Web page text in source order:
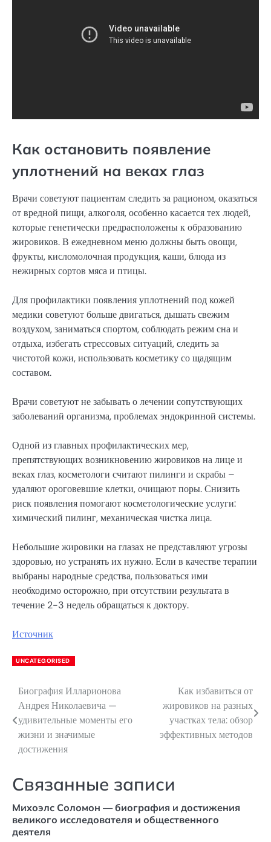
Как остановить появление
уплотнений на веках глаз
Врачи советуют пациентам следить за рационом, оказаться
от вредной пищи, алкоголя, особенно касается тех людей,
которые генетически предрасположены к образованию
жировиков. В ежедневном меню должны быть овощи,
фрукты, кисломолочная продукция, каши, блюда из
нежирных сортов мяса и птицы.
Для профилактики появления уплотнений под кожей
медики советуют больше двигаться, дышать свежим
воздухом, заниматься спортом, соблюдать режим сна и
отдыха, избегать стрессовых ситуаций, следить за
чистотой кожи, использовать косметику со щадящим
составом.
Врачи советуют не забывать о лечении сопутствующих
заболеваний организма, проблемах эндокринной системы.
Одной из главных профилактических мер,
препятствующих возникновению жировиков на лице и
веках глаз, косметологи считают пилинги и скрабы –
удаляют ороговевшие клетки, очищают поры. Снизить
риск появления помогают косметологические услуги:
химический пилинг, механическая чистка лица.
Небольшие жировики на глазах не представляют угрозы
здоровью, но устранять их нужно. Если в качестве терапии
выбраны народные средства, пользоваться ими
необходимо осторожно, при отсутствии результата в
течение 2-3 недель обращаться к доктору.
Источник
UNCATEGORISED
Навигация
по
записям
Биография Илларионова
Андрея Николаевича —
удивительные моменты его
жизни и значимые
достижения
Как избавиться от
жировиков на разных
участках тела: обзор
эффективных методов
Связанные записи
Михоэлс Соломон — биография и достижения
великого исследователя и общественного
деятеля